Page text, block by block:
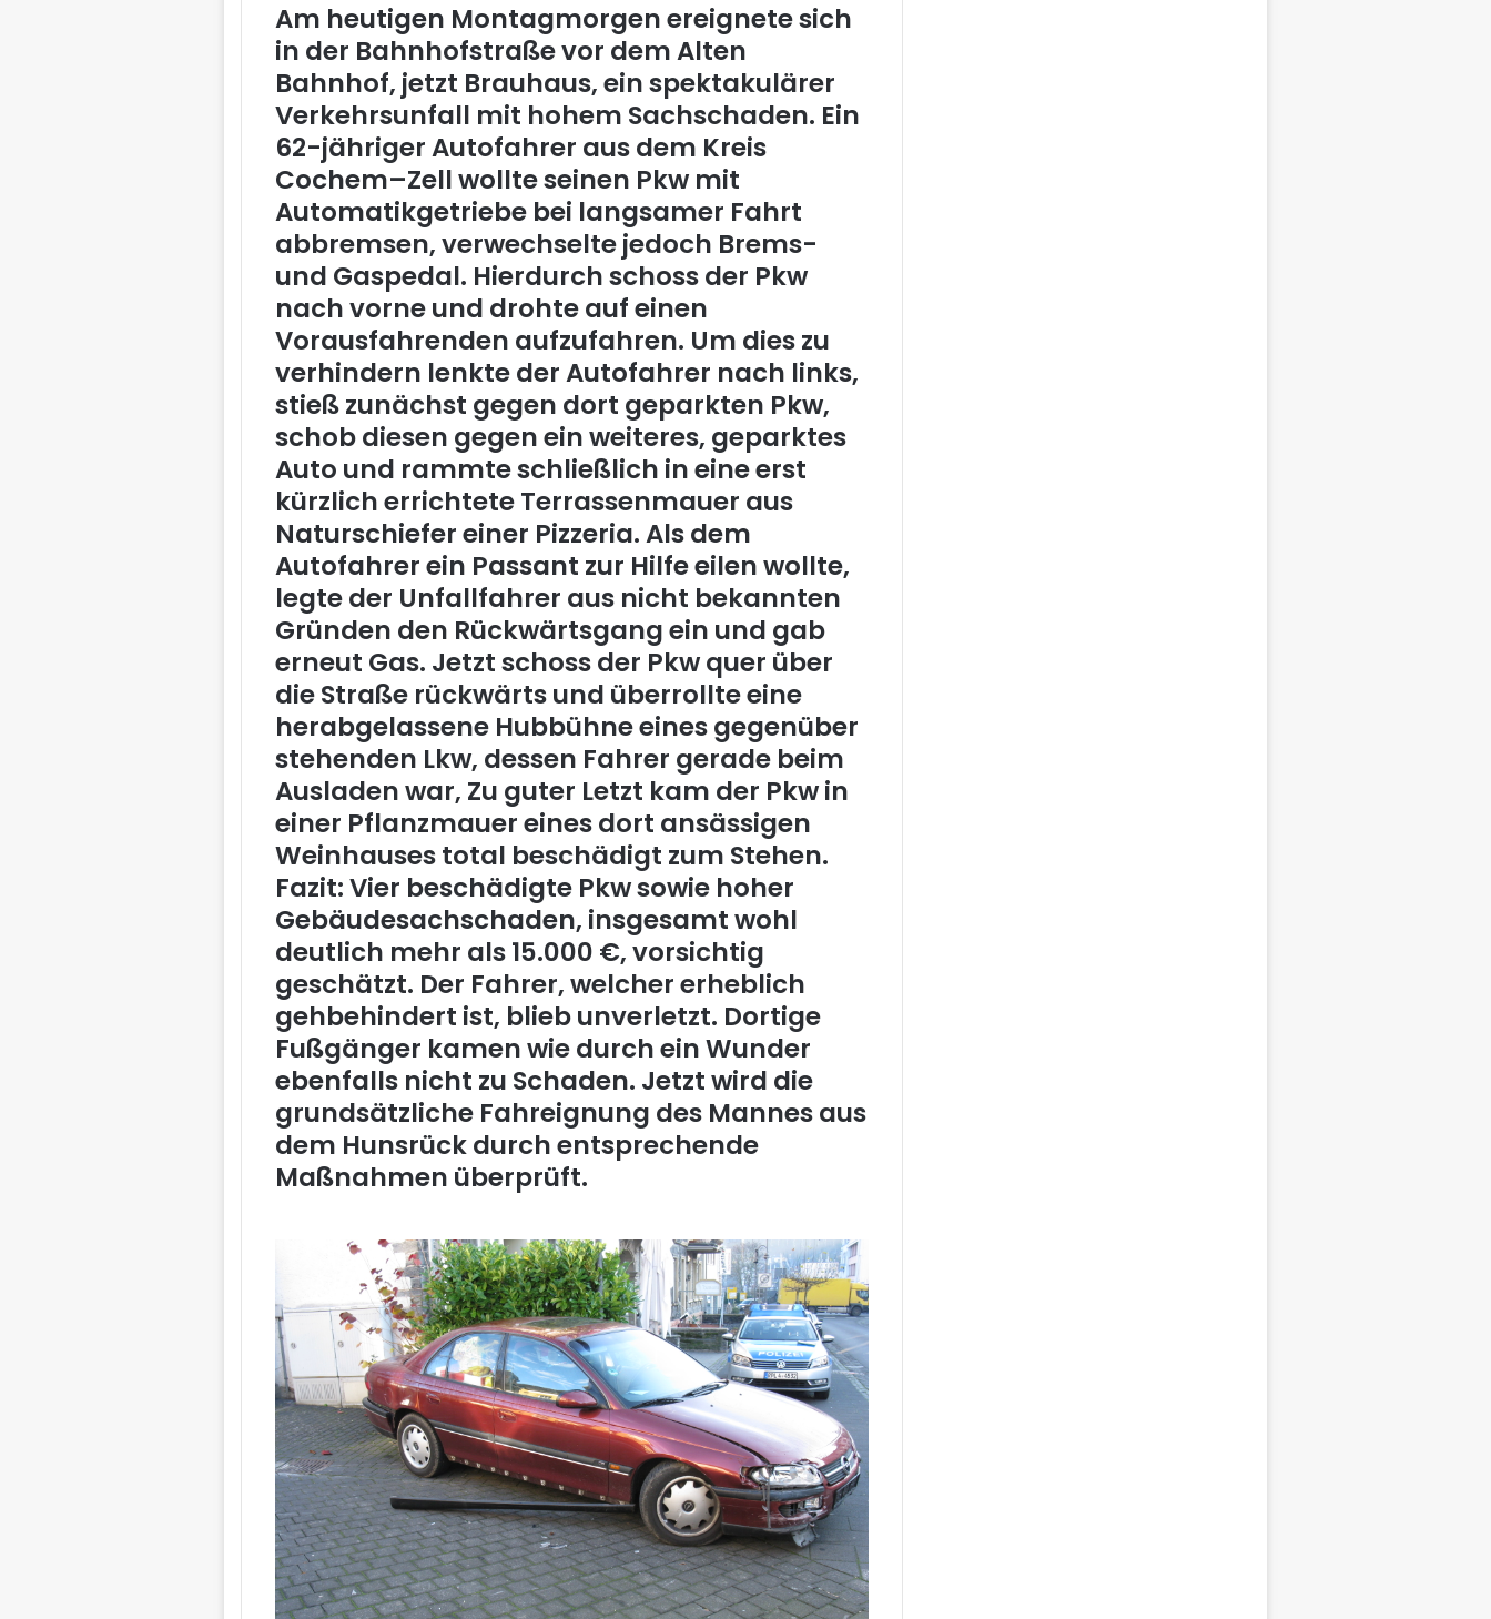
Am heutigen Montagmorgen ereignete sich
in der Bahnhofstraße vor dem Alten
Bahnhof, jetzt Brauhaus, ein spektakulärer
Verkehrsunfall mit hohem Sachschaden. Ein
62-jähriger Autofahrer aus dem Kreis
Cochem–Zell wollte seinen Pkw mit
Automatikgetriebe bei langsamer Fahrt
abbremsen, verwechselte jedoch Brems-
und Gaspedal. Hierdurch schoss der Pkw
nach vorne und drohte auf einen
Vorausfahrenden aufzufahren. Um dies zu
verhindern lenkte der Autofahrer nach links,
stieß zunächst gegen dort geparkten Pkw,
schob diesen gegen ein weiteres, geparktes
Auto und rammte schließlich in eine erst
kürzlich errichtete Terrassenmauer aus
Naturschiefer einer Pizzeria. Als dem
Autofahrer ein Passant zur Hilfe eilen wollte,
legte der Unfallfahrer aus nicht bekannten
Gründen den Rückwärtsgang ein und gab
erneut Gas. Jetzt schoss der Pkw quer über
die Straße rückwärts und überrollte eine
herabgelassene Hubbühne eines gegenüber
stehenden Lkw, dessen Fahrer gerade beim
Ausladen war, Zu guter Letzt kam der Pkw in
einer Pflanzmauer eines dort ansässigen
Weinhauses total beschädigt zum Stehen.
Fazit: Vier beschädigte Pkw sowie hoher
Gebäudesachschaden, insgesamt wohl
deutlich mehr als 15.000 €, vorsichtig
geschätzt. Der Fahrer, welcher erheblich
gehbehindert ist, blieb unverletzt. Dortige
Fußgänger kamen wie durch ein Wunder
ebenfalls nicht zu Schaden. Jetzt wird die
grundsätzliche Fahreignung des Mannes aus
dem Hunsrück durch entsprechende
Maßnahmen überprüft.